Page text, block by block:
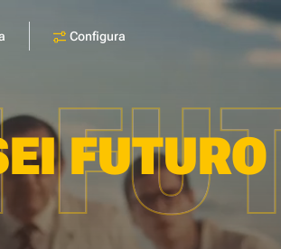
Configura
FUTURO